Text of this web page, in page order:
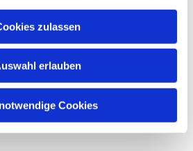
zulassen
erlauben
Cookies